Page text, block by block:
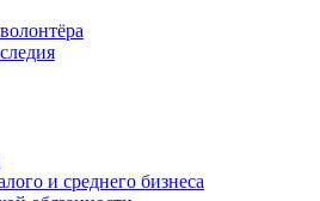
и среднего бизнеса